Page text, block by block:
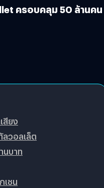
ครอบคลุม 50 ล้านคน
สียง
วอลเล็ต
นบาท
เชน